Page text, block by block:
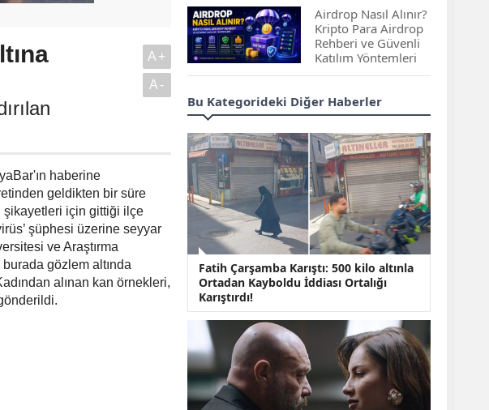
A+
A-
haberine
geldikten bir süre
şikayetleri için gittiği ilçe
şüphesi üzerine seyyar
ve Araştırma
burada gözlem altında
alınan kan örnekleri,
Airdrop Nasıl Alınır?
Kripto Para Airdrop
Rehberi ve Güvenli
Katılım Yöntemleri
Spot ve Vadeli İşlem
Arasındaki Farklar |
İçin Daha Uygun?
ABD-İran Anlaşması
Sonrası Altın Rekora
Koştu, Petrol
Fiyatları Sert Düştü
Temmuz 2026 Maaş
Zammı Netleşiyor!
Memur, Emekli ve
Yeni Oranlar
KOSGEB’den
KOBİ’lere Dev
Finansman Hamlesi:
36 Ay Vadeli 30
Milyon TL Destek
Bu Kategorideki Diğer Haberler
Fatih Çarşamba Karıştı: 500 kilo altınla
Ortadan Kayboldu İddiası Ortalığı
Karıştırdı!